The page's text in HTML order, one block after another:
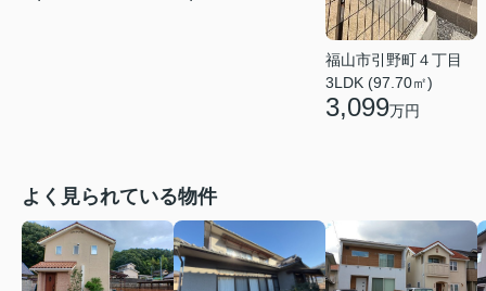
福山市引野町４丁目
3LDK (97.70㎡)
3,099万円
よく見られている物件